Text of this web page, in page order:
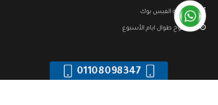
صفحة الفيس بوك
مفتوح طوال ايام الأسبوع
01108098347